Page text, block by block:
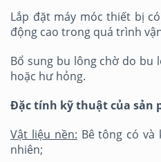
Lắp đặt máy móc thiết bị
động cao trong quá trình
Bổ sung bu lông chờ do
hoặc hư hỏng.
Đặc tính kỹ thuật của sản
Vật liệu nền: Bê tông có
nhiên;